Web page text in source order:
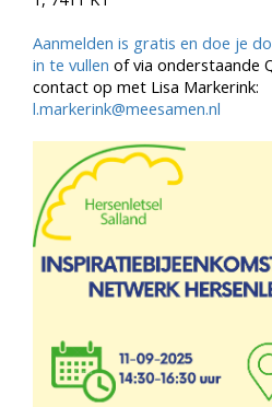
Aanmelden is gratis en doe je
in te vullen of via onderstaande
contact op met Lisa Markerink:
l.markerink@meesamen.nl